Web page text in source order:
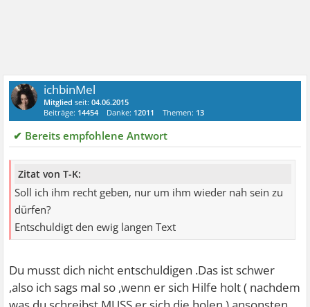
ichbinMel
Mitglied seit:04.06.2015
Beiträge: 14454 Danke: 12011 Themen: 13
✔ Bereits empfohlene Antwort
Zitat von T-K:
Soll ich ihm recht geben, nur um ihm wieder nah sein zu
dürfen?
Entschuldigt den ewig langen Text
Du musst dich nicht entschuldigen .Das ist schwer
,also ich sags mal so ,wenn er sich Hilfe holt ( nachdem